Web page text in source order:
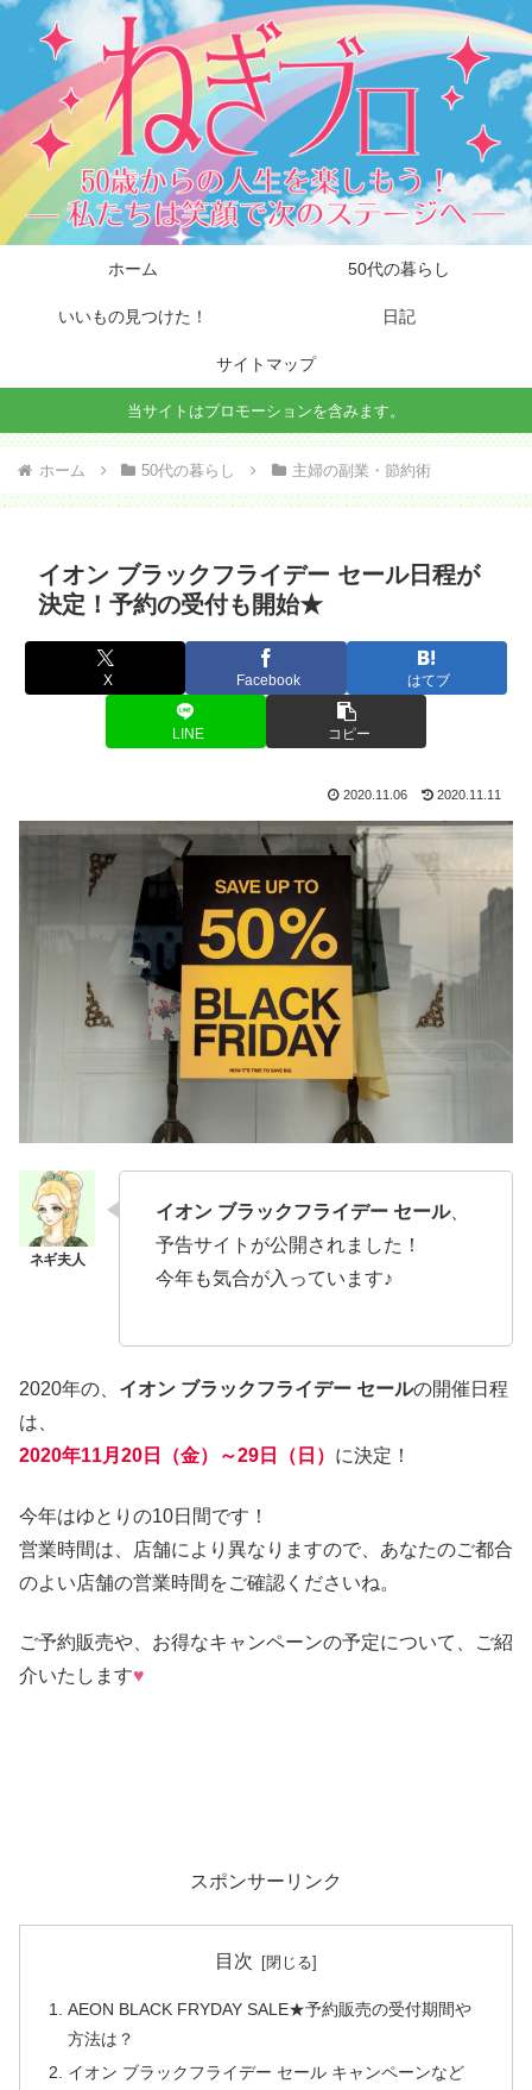
ホーム 50代の暮らし
いいもの見つけた！ 日記
サイトマップ
当サイトはプロモーションを含みます。
ホーム 50代の暮らし 主婦の副業・節約術
イオン ブラックフライデー セール日程が
決定！予約の受付も開始★
X Facebook はてブ
LINE コピー
2020.11.06 2020.11.11
イオン ブラックフライデー セール、
予告サイトが公開されました！
今年も気合が入っています♪
2020年の、 イオン ブラックフライデー セールの開催日程
は、
2020年11月20日（金）～29日（日） に決定！
今年はゆとりの10日間です！
営業時間は、店舗により異なりますので、あなたのご都合
のよい店舗の営業時間をご確認くださいね。
ご予約販売や、お得なキャンペーンの予定について、ご紹
介いたします♥
スポンサーリンク
目次
AEON BLACK FRYDAY SALE★予約販売の受付期間や
方法は？
イオン ブラックフライデー セール キャンペーンなど